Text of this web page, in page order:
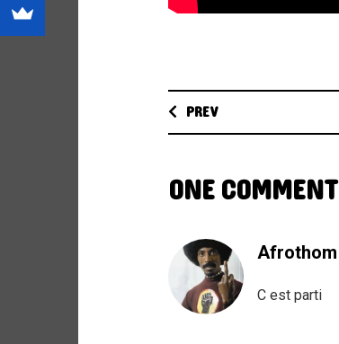
PREV
ONE COMMENT
Afrothom
C est parti